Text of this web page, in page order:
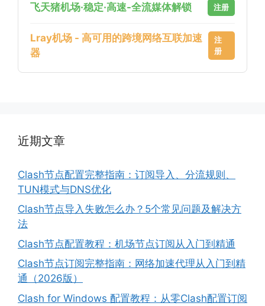
飞天猪机场·稳定·高速-全流媒体解锁 注册
Lray机场 - 高可用的跨境网络互联加速
器
注
册
近期文章
Clash节点配置完整指南：订阅导入、分流规则、
TUN模式与DNS优化
Clash节点导入失败怎么办？5个常见问题及解决方
法
Clash节点配置教程：机场节点订阅从入门到精通
Clash节点订阅完整指南：网络加速代理从入门到精
通（2026版）
Clash for Windows 配置教程：从零Clash配置订阅